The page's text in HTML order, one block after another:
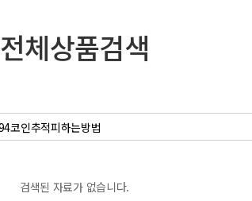
전체상품검색
검색된 자료가 없습니다.